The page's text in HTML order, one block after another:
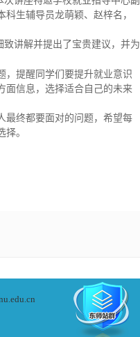
生辅导员龙萌颖、赵梓名，
讲解并提出了宝贵建议，并为
，提醒同学们要提升就业意识
面信息，选择适合自己的未来
最终都要面对的问题，希望每
。